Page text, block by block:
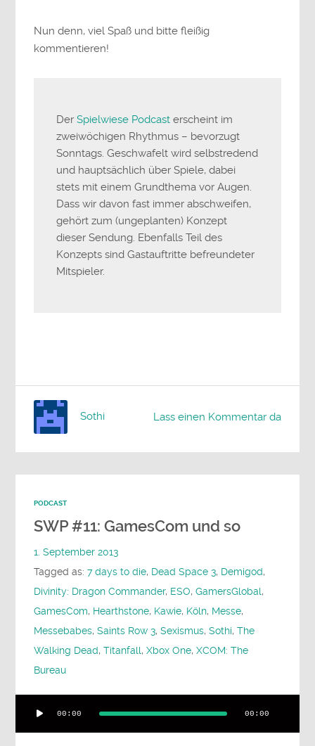
Nun denn, viel Spaß und bitte fleißig
kommentieren!
DerSpielwiese Podcast erscheint im
zweiwöchigen Rhythmus – bevorzugt
Sonntags. Geschwafelt wird selbstredend
und hauptsächlich über Spiele, dabei
stets mit einem Grundthema vor Augen.
Dass wir davon fast immer abschweifen,
gehört zum (ungeplanten) Konzept
dieser Sendung. Ebenfalls Teil des
Konzepts sind Gastauftritte befreundeter
Mitspieler.
Lass einen Kommentar da
Sothi
PODCAST
SWP #11: GamesCom und so
1. September 2013
Tagged as:7 days to die, Dead Space 3, Demigod,
Divinity: Dragon Commander, ESO,GamersGlobal,
GamesCom, Hearthstone, Kawie, Köln, Messe,
Messebabes,Saints Row 3,Sexismus,Sothi,The
Walking Dead,Titanfall,Xbox One,XCOM: The
Bureau
Player
00:00 00:00